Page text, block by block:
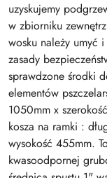
uzyskujemy
w zbiorniku
wosku należy umyć
zasady
sprawdzone środki
elementów
1050mm x
kosza na ramki :
wysokość 455mm.
kwasoodpornej